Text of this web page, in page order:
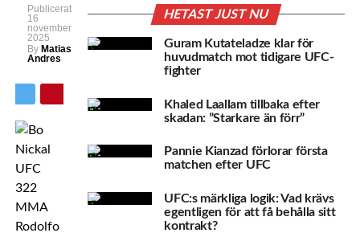
Publicerat
16
november
2025
By Matias
Andres
HETAST JUST NU
Guram Kutateladze klar för
huvudmatch mot tidigare UFC-
fighter
Khaled Laallam tillbaka efter
skadan: ”Starkare än förr”
Pannie Kianzad förlorar första
matchen efter UFC
UFC:s märkliga logik: Vad krävs
egentligen för att få behålla sitt
kontrakt?